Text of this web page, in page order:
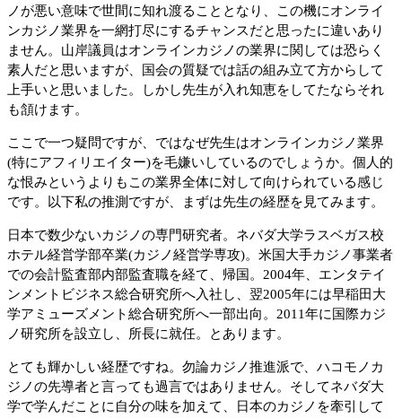
ノが悪い意味で世間に知れ渡ることとなり、この機にオンライ
ンカジノ業界を一網打尽にするチャンスだと思ったに違いあり
ません。山岸議員はオンラインカジノの業界に関しては恐らく
素人だと思いますが、国会の質疑では話の組み立て方からして
上手いと思いました。しかし先生が入れ知恵をしてたならそれ
も頷けます。
ここで一つ疑問ですが、ではなぜ先生はオンラインカジノ業界
(特にアフィリエイター)を毛嫌いしているのでしょうか。個人的
な恨みというよりもこの業界全体に対して向けられている感じ
です。以下私の推測ですが、まずは先生の経歴を見てみます。
日本で数少ないカジノの専門研究者。ネバダ大学ラスベガス校
ホテル経営学部卒業(カジノ経営学専攻)。米国大手カジノ事業者
での会計監査部内部監査職を経て、帰国。2004年、エンタテイ
ンメントビジネス総合研究所へ入社し、翌2005年には早稲田大
学アミューズメント総合研究所へ一部出向。2011年に国際カジ
ノ研究所を設立し、所長に就任。とあります。
とても輝かしい経歴ですね。勿論カジノ推進派で、ハコモノカ
ジノの先導者と言っても過言ではありません。そしてネバダ大
学で学んだことに自分の味を加えて、日本のカジノを牽引して